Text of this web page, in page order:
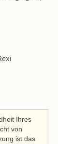
Ihres
von
ist das